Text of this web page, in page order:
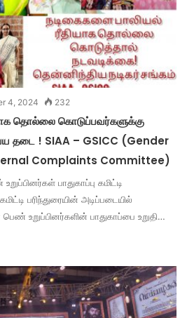
4, 2024 232
தொல்லை கொடுப்பவர்களுக்கு
தடை ! SIAA – GSICC (Gender
Complaints Committee)
பாதுகாப்பு கமிட்டி
பரிந்துரையின் அடிப்படையில்
உறுப்பினர்களின் பாதுகாப்பை உறுதி…